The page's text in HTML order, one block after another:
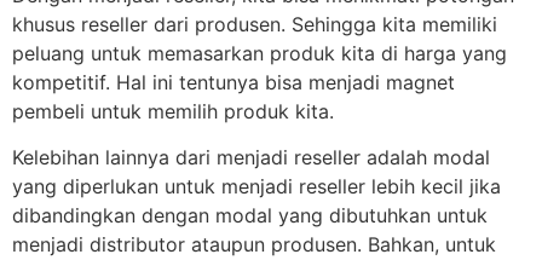
khusus reseller dari produsen. Sehingga kita memiliki
peluang untuk memasarkan produk kita di harga yang
kompetitif. Hal ini tentunya bisa menjadi magnet
pembeli untuk memilih produk kita.
Kelebihan lainnya dari menjadi reseller adalah modal
yang diperlukan untuk menjadi reseller lebih kecil jika
dibandingkan dengan modal yang dibutuhkan untuk
menjadi distributor ataupun produsen. Bahkan, untuk